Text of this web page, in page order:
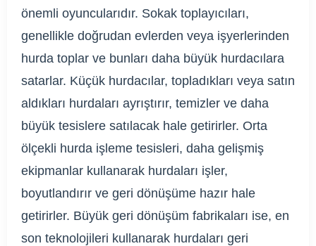
önemli oyuncularıdır. Sokak toplayıcıları,
genellikle doğrudan evlerden veya işyerlerinden
hurda toplar ve bunları daha büyük hurdacılara
satarlar. Küçük hurdacılar, topladıkları veya satın
aldıkları hurdaları ayrıştırır, temizler ve daha
büyük tesislere satılacak hale getirirler. Orta
ölçekli hurda işleme tesisleri, daha gelişmiş
ekipmanlar kullanarak hurdaları işler,
boyutlandırır ve geri dönüşüme hazır hale
getirirler. Büyük geri dönüşüm fabrikaları ise, en
son teknolojileri kullanarak hurdaları geri